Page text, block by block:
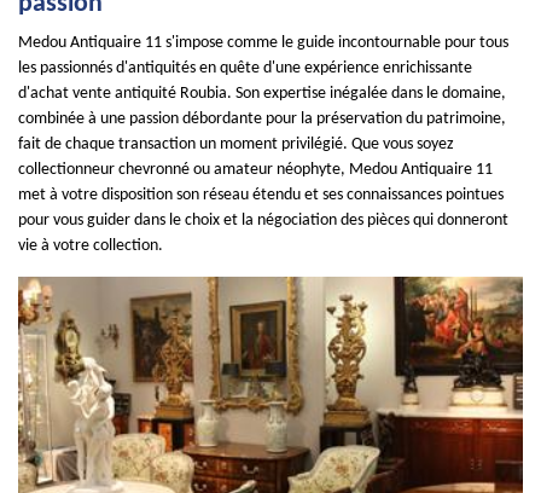
Medou Antiquaire 11 s'impose comme le guide incontournable pour tous
les passionnés d'antiquités en quête d'une expérience enrichissante
d'achat vente antiquité Roubia. Son expertise inégalée dans le domaine,
combinée à une passion débordante pour la préservation du patrimoine,
fait de chaque transaction un moment privilégié. Que vous soyez
collectionneur chevronné ou amateur néophyte, Medou Antiquaire 11
met à votre disposition son réseau étendu et ses connaissances pointues
pour vous guider dans le choix et la négociation des pièces qui donneront
vie à votre collection.